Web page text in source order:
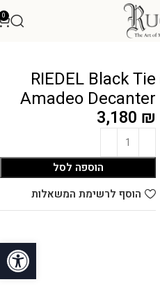
פתח
0
RIEDEL Black Tie
Amadeo Decanter
3,180 ₪
הוספה לסל
הוסף לרשימת המשאלות